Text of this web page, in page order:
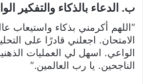
ب. الدعاء بالذكاء والتفكير
“اللهم أكرمني بذكاء واستيعاب
الامتحان. اجعلني قادرًا على
الواعي. اسهل لي العمليات
الناجحين. يا رب العالمين.”